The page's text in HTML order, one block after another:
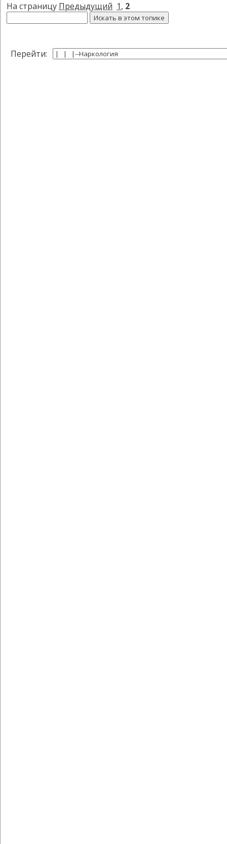
На страницу Предыдущий 1, 2
Перейти: